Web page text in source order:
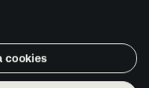
cookies